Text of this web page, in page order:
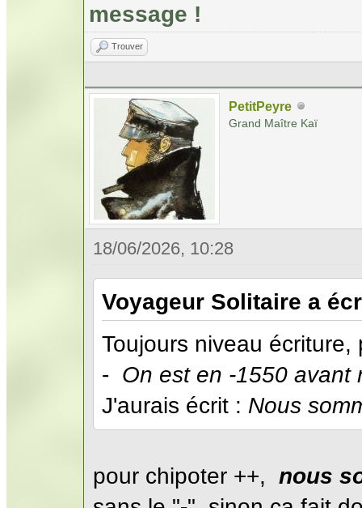
message !
Trouver
PetitPeyre
Grand Maître Kaï
18/06/2026, 10:28
Voyageur Solitaire a
Toujours niveau écriture,
- On est en -1550 avant
J'aurais écrit : Nous
pour chipoter ++, nous